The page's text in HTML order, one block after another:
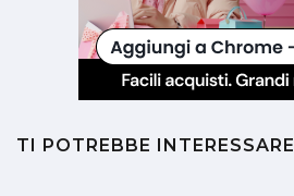
TI POTREBBE INTERESSARE